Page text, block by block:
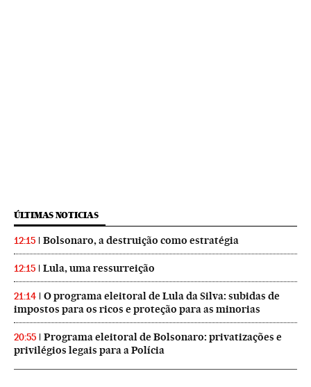
ÚLTIMAS NOTICIAS
12:15 Bolsonaro, a destruição como estratégia
12:15 Lula, uma ressurreição
21:14
O programa eleitoral de Lula da Silva: subidas de
impostos para os ricos e proteção para as minorias
20:55
Programa eleitoral de Bolsonaro: privatizações e
privilégios legais para a Polícia